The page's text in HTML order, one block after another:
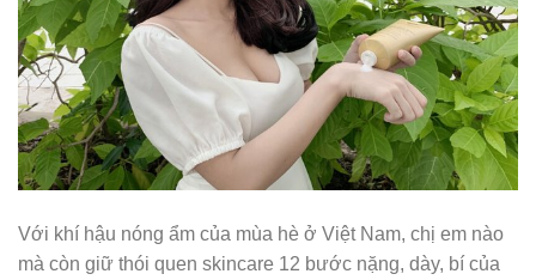
Với khí hậu nóng ẩm của mùa hè ở Việt Nam, chị em nào
mà còn giữ thói quen skincare 12 bước nặng, dày, bí của